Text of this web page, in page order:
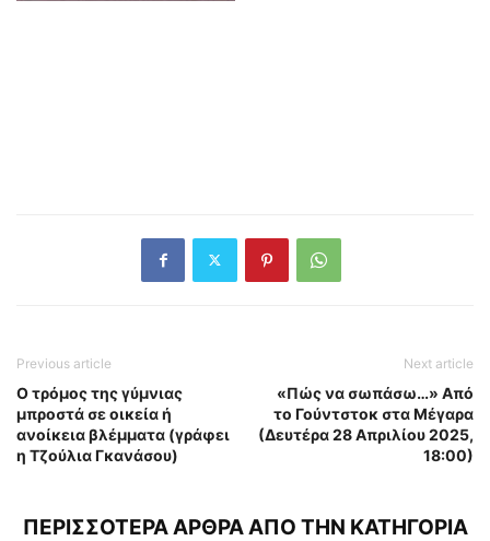
Previous article
Ο τρόμος της γύμνιας
μπροστά σε οικεία ή
ανοίκεια βλέμματα (γράφει
η Τζούλια Γκανάσου)
Next article
«Πώς να σωπάσω…» Από
το Γούντστοκ στα Μέγαρα
(Δευτέρα 28 Απριλίου 2025,
18:00)
ΠΕΡΙΣΣΟΤΕΡΑ ΑΡΘΡΑ ΑΠΟ ΤΗΝ ΚΑΤΗΓΟΡΙΑ